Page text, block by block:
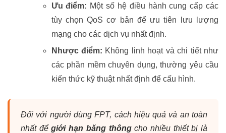
Ưu điểm: Một số hệ điều hành cung cấp các
tùy chọn QoS cơ bản để ưu tiên lưu lượng
mạng cho các dịch vụ nhất định.
Nhược điểm: Không linh hoạt và chi tiết như
các phần mềm chuyên dụng, thường yêu cầu
kiến thức kỹ thuật nhất định để cấu hình.
Đối với người dùng FPT, cách hiệu quả và an toàn
nhất đểgiới hạn băng thôngcho nhiều thiết bị là